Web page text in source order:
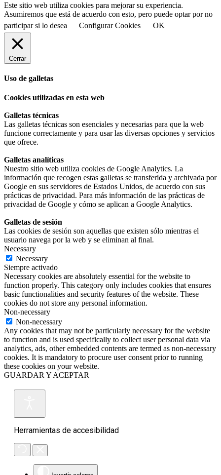
Este sitio web utiliza cookies para mejorar su experiencia.
Asumiremos que está de acuerdo con esto, pero puede optar por no
participar si lo desea
Configurar Cookies OK
Cerrar
Uso de galletas
Cookies utilizadas en esta web
Galletas técnicas
Las galletas técnicas son esenciales y necesarias para que la web
funcione correctamente y para usar las diversas opciones y servicios
que ofrece.
Galletas analíticas
Nuestro sitio web utiliza cookies de Google Analytics. La
información que recogen estas galletas se transferida y archivada por
Google en sus servidores de Estados Unidos, de acuerdo con sus
prácticas de privacidad. Para más información de las prácticas de
privacidad de Google y cómo se aplican a Google Analytics.
Galletas de sesión
Las cookies de sesión son aquellas que existen sólo mientras el
usuario navega por la web y se eliminan al final.
Necessary
Necessary
Siempre activado
Necessary cookies are absolutely essential for the website to
function properly. This category only includes cookies that ensures
basic functionalities and security features of the website. These
cookies do not store any personal information.
Non-necessary
Non-necessary
Any cookies that may not be particularly necessary for the website
to function and is used specifically to collect user personal data via
analytics, ads, other embedded contents are termed as non-necessary
cookies. It is mandatory to procure user consent prior to running
these cookies on your website.
GUARDAR Y ACEPTAR
Herramientas de accesibilidad